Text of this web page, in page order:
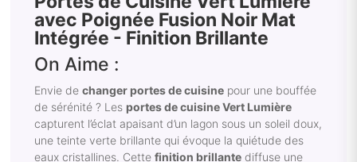
avec Poignée Fusion Noir Mat
Intégrée - Finition Brillante
On Aime :
Envie dechanger portes de cuisine pour une bouffée
de sérénité ? Lesportes de cuisine Vert Lumière
capturent l’éclat apaisant d’un lagon sous un soleil doux,
une teinte verte brillante qui évoque la quiétude des
eaux cristallines. Cettefinition brillante diffuse une